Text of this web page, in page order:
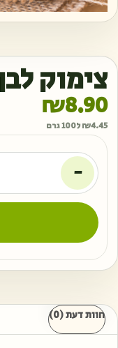
צימוק לבן
₪8.90
₪4.45 ל100 גרם
-
חוות דעת (0)